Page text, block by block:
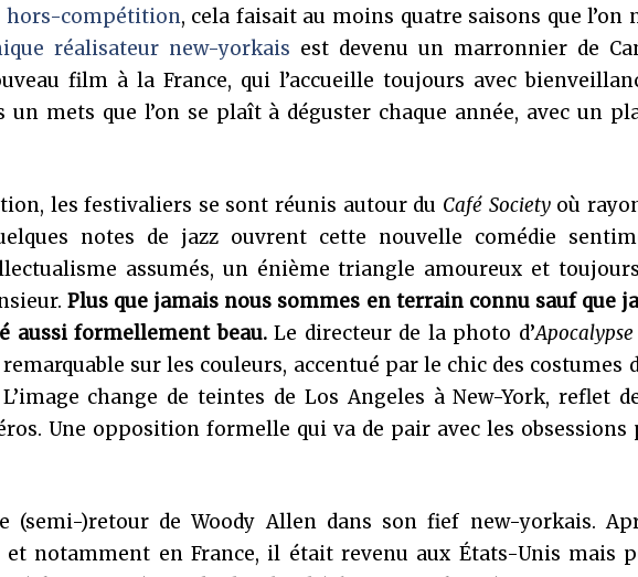
hors-compétition, cela faisait au moins quatre saisons que l’on
réalisateur new-yorkais est devenu un marronnier de
film à la France, qui l’accueille toujours avec
un mets que l’on se plaît à déguster chaque année, avec un
les festivaliers se sont réunis autour du Café Societyoù
notes de jazz ouvrent cette nouvelle comédie
assumés, un énième triangle amoureux et
Plus que jamais nous sommes en terrain connu sauf que
aussi formellement beau.Le directeur de la photo d’
sur les couleurs, accentué par le chic des costumes
change de teintes de Los Angeles à New-York, reflet
Une opposition formelle qui va de pair avec les obsessions
(semi-)retour de Woody Allen dans son fief new-yorkais.
et notamment en France, il était revenu aux États-Unis mais